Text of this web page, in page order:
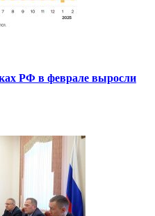
РФ в феврале выросли